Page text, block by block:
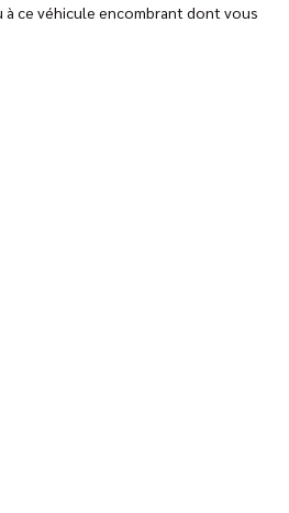
à ce véhicule encombrant dont vous